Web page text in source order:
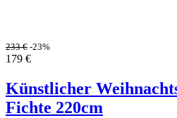
233€ -23%
179 €
Künstlicher
Fichte 220cm